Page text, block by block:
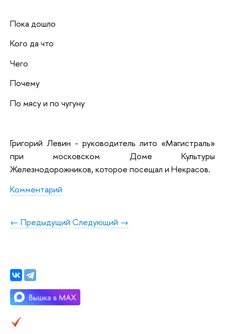
Пока дошло
Кого да что
Чего
Почему
По мясу и по чугуну
Григорий Левин - руководитель лито «Магистраль»
при московском Доме Культуры
Железнодорожников, которое посещал и Некрасов.
Комментарий
← Предыдущий Следующий →